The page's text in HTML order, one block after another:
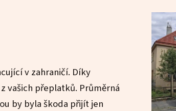
v zahraničí. Díky
vašich přeplatků. Průměrná
by byla škoda přijít jen